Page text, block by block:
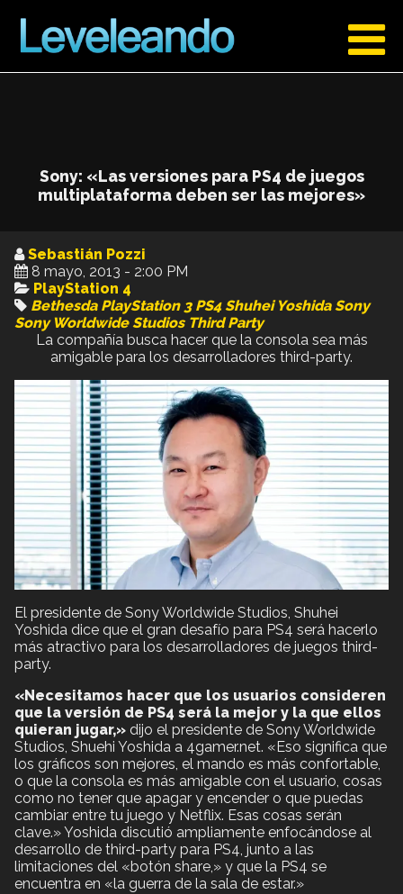
Sony: «Las versiones para PS4 de juegos
multiplataforma deben ser las mejores»
Sebastián Pozzi
8 mayo, 2013 - 2:00 PM
PlayStation 4
Bethesda PlayStation 3 PS4 Shuhei Yoshida Sony
Sony Worldwide Studios Third Party
La compañía busca hacer que la consola sea más
amigable para los desarrolladores third-party.
El presidente de Sony Worldwide Studios, Shuhei
Yoshida dice que el gran desafío para PS4 será hacerlo
más atractivo para los desarrolladores de juegos third-
party.
«Necesitamos hacer que los usuarios consideren
que la versión de PS4 será la mejor y la que ellos
quieran jugar,» dijo el presidente de Sony Worldwide
Studios, Shuehi Yoshida a 4gamer.net. «Eso significa que
los gráficos son mejores, el mando es más confortable,
o que la consola es más amigable con el usuario, cosas
como no tener que apagar y encender o que puedas
cambiar entre tu juego y Netflix. Esas cosas serán
clave.» Yoshida discutió ampliamente enfocándose al
desarrollo de third-party para PS4, junto a las
limitaciones del «botón share,» y que la PS4 se
encuentra en «la guerra de la sala de estar.»